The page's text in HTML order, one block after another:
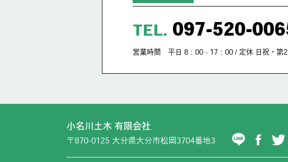
TEL. 097-520-
営業時間 平日 8：00 - 17：00 / 定休 日祝・第2
小名川土木 有限会社
〒870-0125 大分県大分市松岡3704番地3